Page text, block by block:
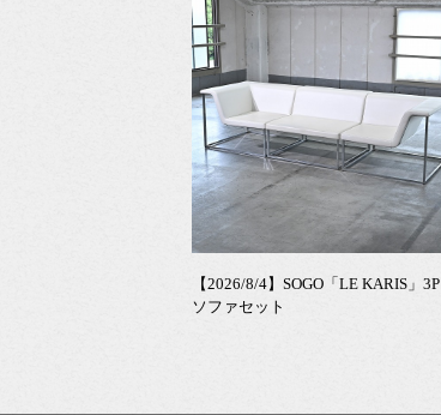
【2026/8/4】SOGO「LE KARIS」3P
ソファセット